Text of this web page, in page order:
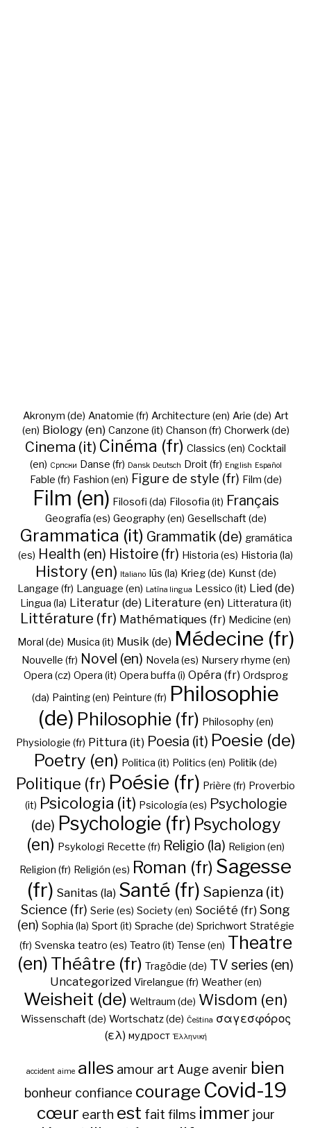
Akronym (de) Anatomie (fr) Architecture (en) Arie (de) Art
(en) Biology (en) Canzone (it) Chanson (fr) Chorwerk (de)
Cinema (it) Cinéma (fr) Classics (en) Cocktail
(en) Cрпски Danse (fr) Dansk Deutsch Droit (fr) English Español
Fable (fr) Fashion (en) Figure de style (fr) Film (de)
Film (en) Filosofi (da) Filosofia (it) Français
Geografía (es) Geography (en) Gesellschaft (de)
Grammatica (it) Grammatik (de) gramática
(es) Health (en) Histoire (fr) Historia (es) Historia (la)
History (en) Italiano Iūs (la) Krieg (de) Kunst (de)
Langage (fr) Language (en) Latīna lingua Lessico (it) Lied (de)
Lingua (la) Literatur (de) Literature (en) Litteratura (it)
Littérature (fr) Mathématiques (fr) Medicine (en)
Moral (de) Musica (it) Musik (de) Médecine (fr)
Nouvelle (fr) Novel (en) Novela (es) Nursery rhyme (en)
Opera (cz) Opera (it) Opera buffa (i) Opéra (fr) Ordsprog
(da) Painting (en) Peinture (fr) Philosophie
(de) Philosophie (fr) Philosophy (en)
Physiologie (fr) Pittura (it) Poesia (it) Poesie (de)
Poetry (en) Politica (it) Politics (en) Politik (de)
Politique (fr) Poésie (fr) Prière (fr) Proverbio
(it) Psicologia (it) Psicología (es) Psychologie
(de) Psychologie (fr) Psychology
(en) Psykologi Recette (fr) Religio (la) Religion (en)
Religion (fr) Religión (es) Roman (fr) Sagesse
(fr) Sanitas (la) Santé (fr) Sapienza (it)
Science (fr) Serie (es) Society (en) Société (fr) Song
(en) Sophia (la) Sport (it) Sprache (de) Sprichwort Stratégie
(fr) Svenska teatro (es) Teatro (it) Tense (en) Theatre
(en) Théâtre (fr) Tragödie (de) TV series (en)
Uncategorized Virelangue (fr) Weather (en)
Weisheit (de) Weltraum (de) Wisdom (en)
Wissenschaft (de) Wortschatz (de) Čeština σαγεσφόρος
(ελ) мудрост Ἑλληνική
accident aime alles amour art Auge avenir bien
bonheur confiance courage Covid-19
cœur earth est fait films immer jour